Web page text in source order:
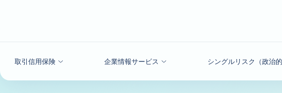
取引信用保険 企業情報サービス シングルリスク（政治